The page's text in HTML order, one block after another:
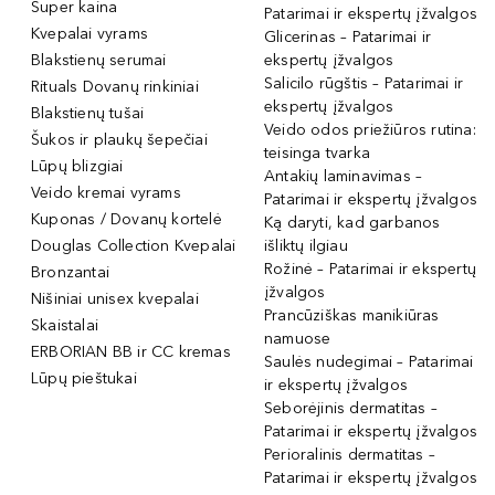
Super kaina
Kvepalai vyrams
Blakstienų serumai
Rituals Dovanų rinkiniai
Blakstienų tušai
Šukos ir plaukų šepečiai
Lūpų blizgiai
Veido kremai vyrams
Kuponas / Dovanų kortelė
Douglas Collection Kvepalai
Bronzantai
Nišiniai unisex kvepalai
Skaistalai
ERBORIAN BB ir CC kremas
Lūpų pieštukai
Patarimai ir ekspertų įžvalgos
Glicerinas – Patarimai ir
ekspertų įžvalgos
Salicilo rūgštis – Patarimai ir
ekspertų įžvalgos
Veido odos priežiūros rutina:
teisinga tvarka
Antakių laminavimas –
Patarimai ir ekspertų įžvalgos
Ką daryti, kad garbanos
išliktų ilgiau
Rožinė – Patarimai ir ekspertų
įžvalgos
Prancūziškas manikiūras
namuose
Saulės nudegimai – Patarimai
ir ekspertų įžvalgos
Seborėjinis dermatitas –
Patarimai ir ekspertų įžvalgos
Perioralinis dermatitas –
Patarimai ir ekspertų įžvalgos